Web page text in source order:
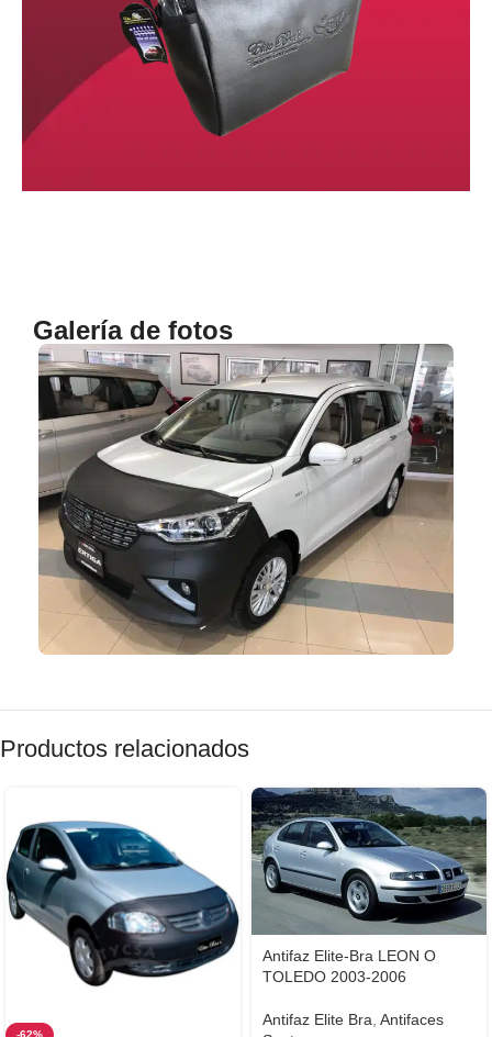
Galería de fotos
Productos relacionados
-62%
Antifaz Elite-Bra LEON O
TOLEDO 2003-2006
Antifaz Elite Bra Antifaces